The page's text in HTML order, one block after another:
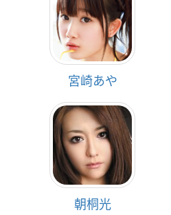
宮崎あや
朝桐光